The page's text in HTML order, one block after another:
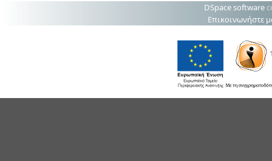
DSpace software
Επικοινωνήστε